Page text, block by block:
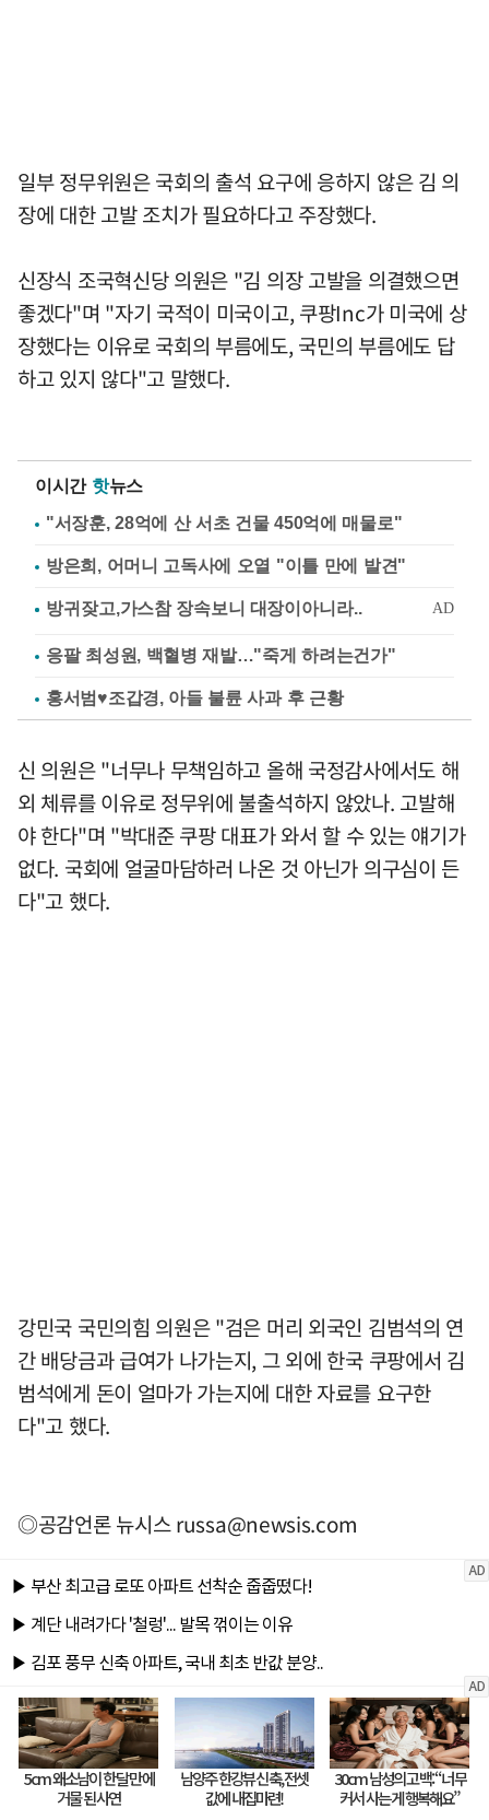
일부 정무위원은 국회의 출석 요구에 응하지 않은 김 의
장에 대한 고발 조치가 필요하다고 주장했다.
신장식 조국혁신당 의원은 "김 의장 고발을 의결했으면
좋겠다"며 "자기 국적이 미국이고, 쿠팡Inc가 미국에 상
장했다는 이유로 국회의 부름에도, 국민의 부름에도 답
하고 있지 않다"고 말했다.
이시간 핫뉴스
"서장훈, 28억에 산 서초 건물 450억에 매물로"
방은희, 어머니 고독사에 오열 "이틀 만에 발견"
응팔 최성원, 백혈병 재발…"죽게 하려는건가"
홍서범♥조갑경, 아들 불륜 사과 후 근황
신 의원은 "너무나 무책임하고 올해 국정감사에서도 해
외 체류를 이유로 정무위에 불출석하지 않았나. 고발해
야 한다"며 "박대준 쿠팡 대표가 와서 할 수 있는 얘기가
없다. 국회에 얼굴마담하러 나온 것 아닌가 의구심이 든
다"고 했다.
강민국 국민의힘 의원은 "검은 머리 외국인 김범석의 연
간 배당금과 급여가 나가는지, 그 외에 한국 쿠팡에서 김
범석에게 돈이 얼마가 가는지에 대한 자료를 요구한
다"고 했다.
◎공감언론 뉴시스russa@newsis.com